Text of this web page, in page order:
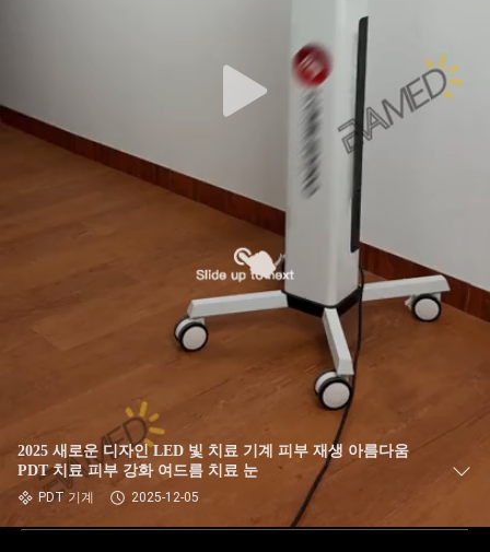
2025 새로운 디자인 LED 빛 치료 기계 피부 재생 아름다움
PDT 치료 피부 강화 여드름 치료 눈
PDT 기계 2025-12-05